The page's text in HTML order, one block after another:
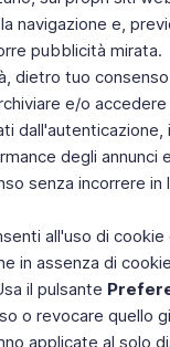
navigazione e,
pubblicità mirata.
dietro tuo
e/o
degli
senza incorrere
all'uso di
in assenza di
il pulsante
o revocare quello
applicate al solo